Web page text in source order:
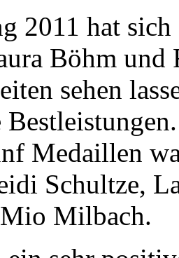
2011 hat
Böhm
sehen
Medaillen
Schultze,
Milbach.